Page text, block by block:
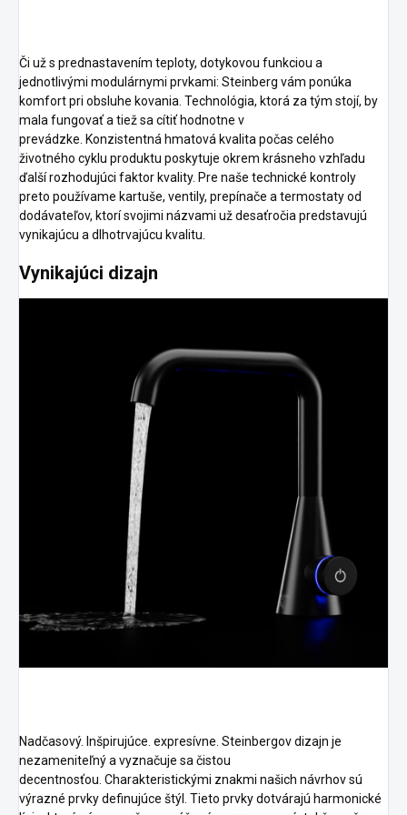
Či už s prednastavením teploty, dotykovou funkciou a
jednotlivými modulárnymi prvkami: Steinberg vám ponúka
komfort pri obsluhe kovania. Technológia, ktorá za tým stojí, by
mala fungovať a tiež sa cítiť hodnotne v
prevádzke. Konzistentná hmatová kvalita počas celého
životného cyklu produktu poskytuje okrem krásneho vzhľadu
ďalší rozhodujúci faktor kvality. Pre naše technické kontroly
preto používame kartuše, ventily, prepínače a termostaty od
dodávateľov, ktorí svojimi názvami už desaťročia predstavujú
vynikajúcu a dlhotrvajúcu kvalitu.
Vynikajúci dizajn
Nadčasový. Inšpirujúce. expresívne. Steinbergov dizajn je
nezameniteľný a vyznačuje sa čistou
decentnosťou. Charakteristickými znakmi našich návrhov sú
výrazné prvky definujúce štýl. Tieto prvky dotvárajú harmonické